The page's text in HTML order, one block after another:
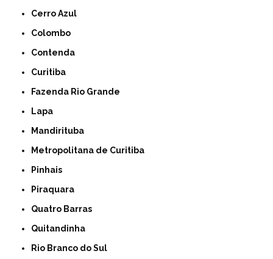
Cerro Azul
Colombo
Contenda
Curitiba
Fazenda Rio Grande
Lapa
Mandirituba
Metropolitana de Curitiba
Pinhais
Piraquara
Quatro Barras
Quitandinha
Rio Branco do Sul